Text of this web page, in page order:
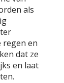
als
regen en
dat ze
en laat